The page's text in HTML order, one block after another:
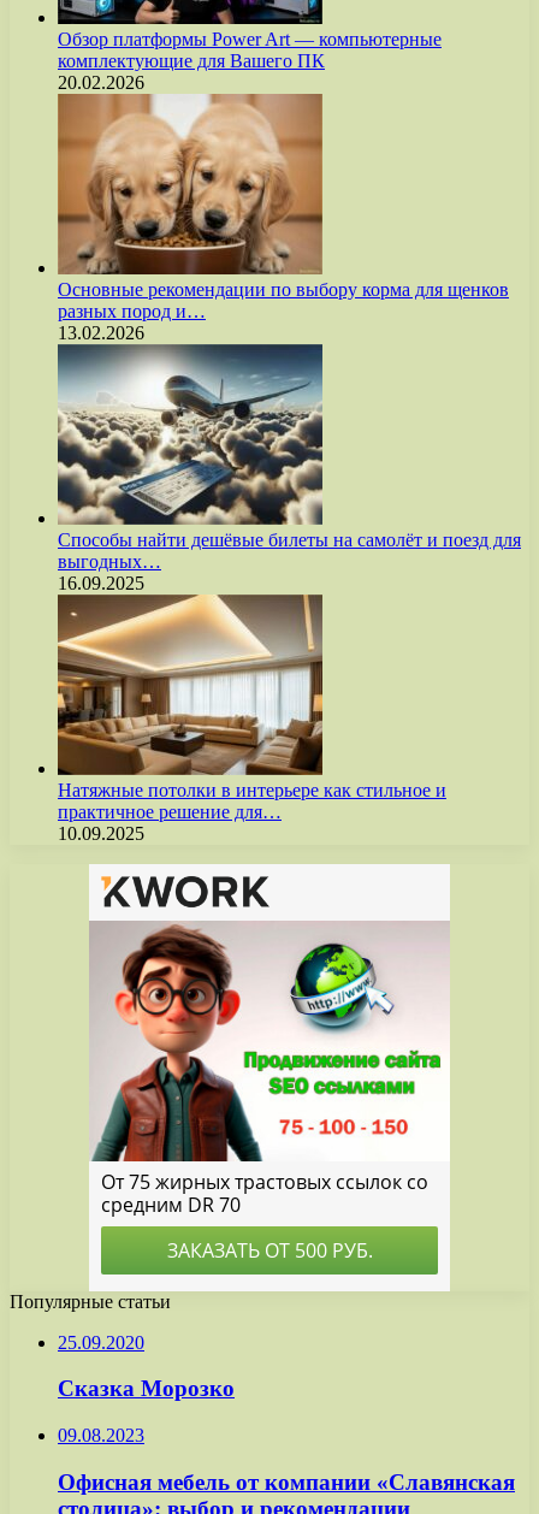
Обзор платформы Power Art — компьютерные
комплектующие для Вашего ПК
20.02.2026
Основные рекомендации по выбору корма для щенков
разных пород и…
13.02.2026
Способы найти дешёвые билеты на самолёт и поезд для
выгодных…
16.09.2025
Натяжные потолки в интерьере как стильное и
практичное решение для…
10.09.2025
Популярные статьи
25.09.2020
Сказка Морозко
09.08.2023
Офисная мебель от компании «Славянская
столица»: выбор и рекомендации